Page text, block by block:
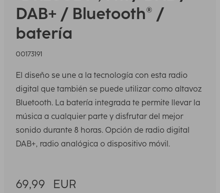
DAB+ / Bluetooth® /
batería
00173191
El diseño se une a la tecnología con esta radio
digital que también se puede utilizar como altavoz
Bluetooth. La batería integrada te permite llevar la
música a cualquier parte y disfrutar del mejor
sonido durante 8 horas. Opción de radio digital
DAB+, radio analógica o dispositivo móvil.
69,99 EUR